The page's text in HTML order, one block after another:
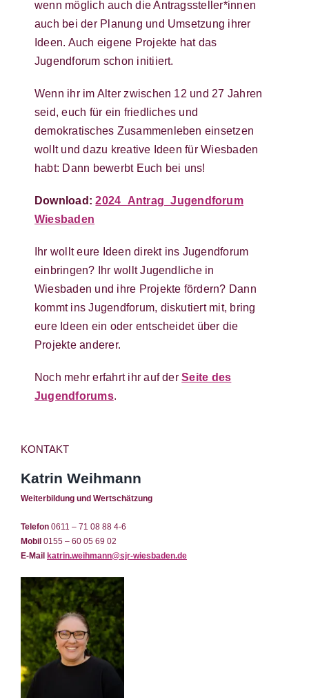
wenn möglich auch die Antragssteller*innen
auch bei der Planung und Umsetzung ihrer
Ideen. Auch eigene Projekte hat das
Jugendforum schon initiiert.
Wenn ihr im Alter zwischen 12 und 27 Jahren
seid, euch für ein friedliches und
demokratisches Zusammenleben einsetzen
wollt und dazu kreative Ideen für Wiesbaden
habt: Dann bewerbt Euch bei uns!
Download: 2024_Antrag_Jugendforum
Wiesbaden
Ihr wollt eure Ideen direkt ins Jugendforum
einbringen? Ihr wollt Jugendliche in
Wiesbaden und ihre Projekte fördern? Dann
kommt ins Jugendforum, diskutiert mit, bring
eure Ideen ein oder entscheidet über die
Projekte anderer.
Noch mehr erfahrt ihr auf derSeite des
Jugendforums.
KONTAKT
Katrin Weihmann
Weiterbildung und Wertschätzung
Telefon 0611 – 71 08 88 4-6
Mobil 0155 – 60 05 69 02
E-Mail katrin.weihmann@sjr-wiesbaden.de